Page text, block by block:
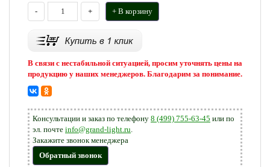
- + + В корзину
В связи с нестабильной ситуацией, просим уточнять цены на
продукцию у наших менеджеров. Благодарим за понимание.
Консультации и заказ по телефону 8 (499) 755-63-45 или по
эл. почте info@grand-light.ru.
Закажите звонок менеджера
Обратный звонок